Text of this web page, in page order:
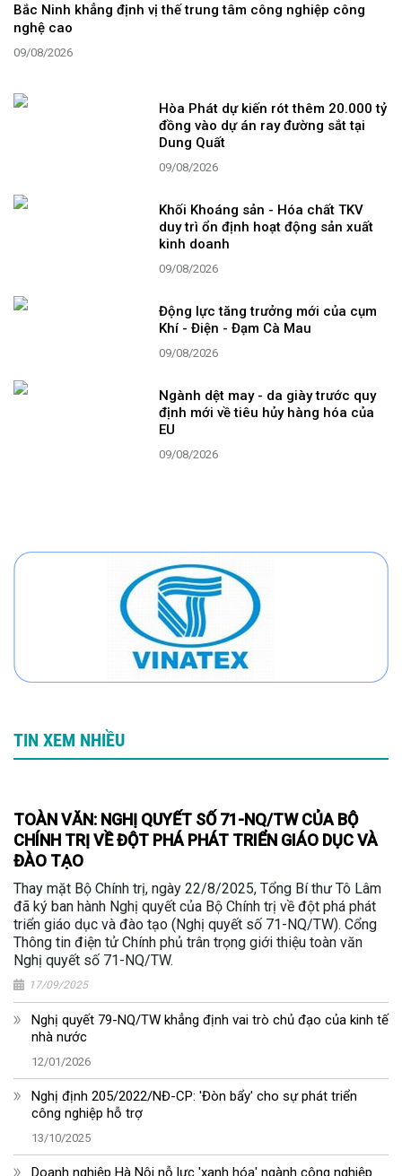
Bắc Ninh khẳng định vị thế trung tâm công nghiệp công
nghệ cao
09/08/2026
Hòa Phát dự kiến rót thêm 20.000 tỷ
đồng vào dự án ray đường sắt tại
Dung Quất
09/08/2026
Khối Khoáng sản - Hóa chất TKV
duy trì ổn định hoạt động sản xuất
kinh doanh
09/08/2026
Động lực tăng trưởng mới của cụm
Khí - Điện - Đạm Cà Mau
09/08/2026
Ngành dệt may - da giày trước quy
định mới về tiêu hủy hàng hóa của
EU
09/08/2026
TIN XEM NHIỀU
TOÀN VĂN: NGHỊ QUYẾT SỐ 71-NQ/TW CỦA BỘ
CHÍNH TRỊ VỀ ĐỘT PHÁ PHÁT TRIỂN GIÁO DỤC VÀ
ĐÀO TẠO
Thay mặt Bộ Chính trị, ngày 22/8/2025, Tổng Bí thư Tô Lâm
đã ký ban hành Nghị quyết của Bộ Chính trị về đột phá phát
triển giáo dục và đào tạo (Nghị quyết số 71-NQ/TW). Cổng
Thông tin điện tử Chính phủ trân trọng giới thiệu toàn văn
Nghị quyết số 71-NQ/TW.
17/09/2025
Nghị quyết 79-NQ/TW khẳng định vai trò chủ đạo của kinh tế
nhà nước
12/01/2026
Nghị định 205/2022/NĐ-CP: 'Đòn bẩy' cho sự phát triển
công nghiệp hỗ trợ
13/10/2025
Doanh nghiệp Hà Nội nỗ lực 'xanh hóa' ngành công nghiệp